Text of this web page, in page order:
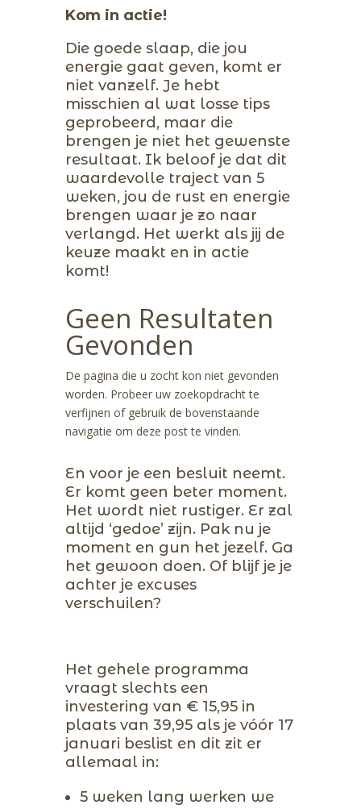
Kom in actie!
Die goede slaap, die jou
energie gaat geven, komt er
niet vanzelf. Je hebt
misschien al wat losse tips
geprobeerd, maar die
brengen je niet het gewenste
resultaat. Ik beloof je dat dit
waardevolle traject van 5
weken, jou de rust en energie
brengen waar je zo naar
verlangd. Het werkt als jij de
keuze maakt en in actie
komt!
Geen Resultaten
Gevonden
De pagina die u zocht kon niet gevonden
worden. Probeer uw zoekopdracht te
verfijnen of gebruik de bovenstaande
navigatie om deze post te vinden.
En voor je een besluit neemt.
Er komt geen beter moment.
Het wordt niet rustiger. Er zal
altijd ‘gedoe’ zijn. Pak nu je
moment en gun het jezelf. Ga
het gewoon doen. Of blijf je je
achter je excuses
verschuilen?
Het gehele programma
vraagt slechts een
investering van € 15,95 in
plaats van 39,95 als je vóór 17
januari beslist en dit zit er
allemaal in:
5 weken lang werken we